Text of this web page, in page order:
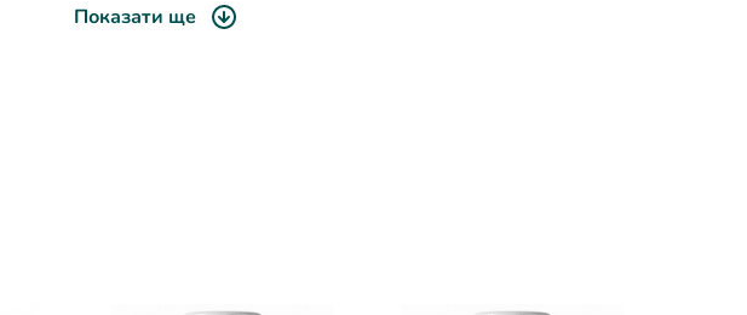
Показати ще